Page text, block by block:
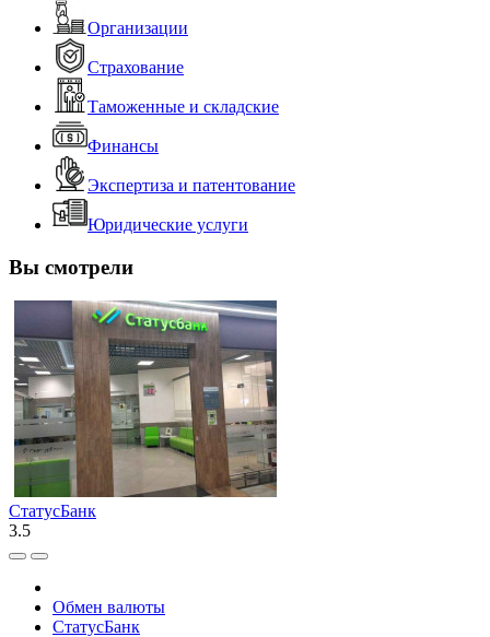
Организации
Страхование
Таможенные и складские
Финансы
Экспертиза и патентование
Юридические услуги
Вы смотрели
СтатусБанк
3.5
Обмен валюты
СтатусБанк